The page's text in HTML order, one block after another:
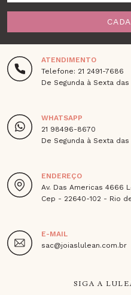
ATENDIMENTO
Telefone: 21 2491-7686
De Segunda à Sexta das
WHATSAPP
21 98496-8670
De Segunda à Sexta das
ENDEREÇO
Av. Das Americas 4666
Cep - 22640-102 - Rio
E-MAIL
sac@joiaslulean.com.br
SIGA A